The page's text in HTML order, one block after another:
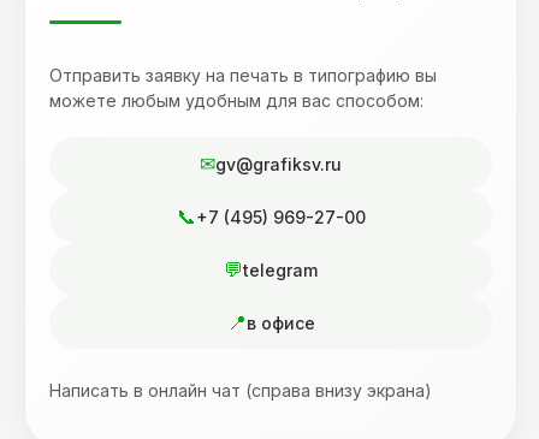
Отправить заявку на печать в типографию вы
можете любым удобным для вас способом:
gv@grafiksv.ru
+7 (495) 969-27-00
telegram
в офисе
Написать в онлайн чат (справа внизу экрана)